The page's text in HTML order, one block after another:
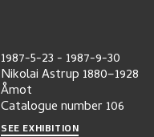
1987-5-23- 1987-9-30
Nikolai Astrup 1880–1928
Åmot
Catalogue number106
SEE EXHIBITION